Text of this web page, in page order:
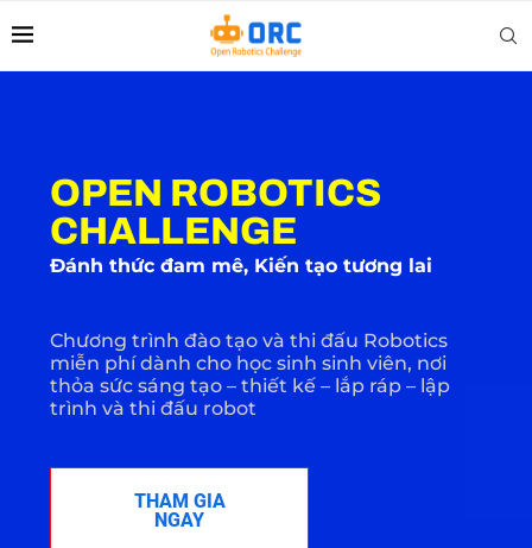
OPEN ROBOTICS
CHALLENGE
Đánh thức đam mê, Kiến tạo tương lai
Chương trình đào tạo và thi đấu Robotics
miễn phí dành cho học sinh sinh viên, nơi
thỏa sức sáng tạo – thiết kế – lắp ráp – lập
trình và thi đấu robot
THAM GIA
NGAY